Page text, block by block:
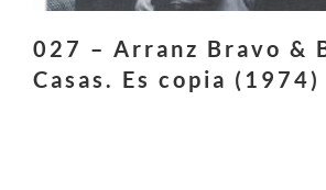
027 – Arranz Bravo &
Casas. Es copia (1974)